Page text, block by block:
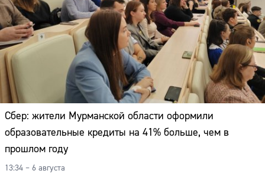
Сбер: жители Мурманской области оформили
образовательные кредиты на 41% больше, чем в
прошлом году
13:34 – 6 августа